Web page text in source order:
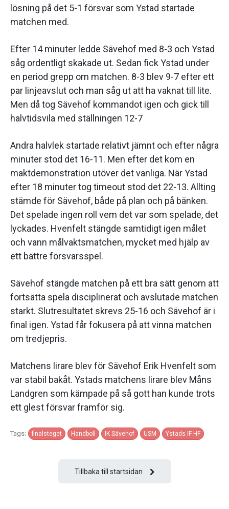
lösning på det 5-1 försvar som Ystad startade
matchen med.
Efter 14 minuter ledde Sävehof med 8-3 och Ystad
såg ordentligt skakade ut. Sedan fick Ystad under
en period grepp om matchen. 8-3 blev 9-7 efter ett
par linjeavslut och man såg ut att ha vaknat till lite.
Men då tog Sävehof kommandot igen och gick till
halvtidsvila med ställningen 12-7
Andra halvlek startade relativt jämnt och efter några
minuter stod det 16-11. Men efter det kom en
maktdemonstration utöver det vanliga. När Ystad
efter 18 minuter tog timeout stod det 22-13. Allting
stämde för Sävehof, både på plan och på bänken.
Det spelade ingen roll vem det var som spelade, det
lyckades. Hvenfelt stängde samtidigt igen målet
och vann målvaktsmatchen, mycket med hjälp av
ett bättre försvarsspel.
Sävehof stängde matchen på ett bra sätt genom att
fortsätta spela disciplinerat och avslutade matchen
starkt. Slutresultatet skrevs 25-16 och Sävehof är i
final igen. Ystad får fokusera på att vinna matchen
om tredjepris.
Matchens lirare blev för Sävehof Erik Hvenfelt som
var stabil bakåt. Ystads matchens lirare blev Måns
Landgren som kämpade på så gott han kunde trots
ett glest försvar framför sig.
Tags: finalsteget Handboll IK Sävehof USM Ystads IF HF
Tillbaka till startsidan